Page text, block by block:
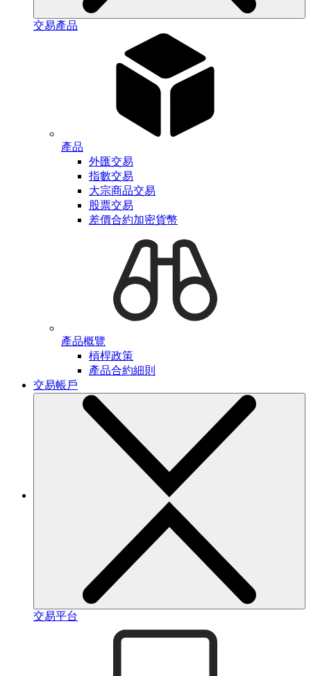
交易產品
產品
外匯交易
指數交易
大宗商品交易
股票交易
差價合約加密貨幣
產品概覽
槓桿政策
產品合約細則
交易帳戶
交易平台